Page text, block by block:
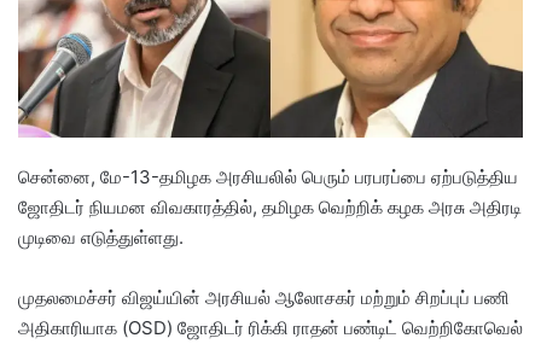
m
a
சென்னை, மே-13-தமிழக அரசியலில் பெரும் பரபரப்பை ஏற்படுத்திய
ஜோதிடர் நியமன விவகாரத்தில், தமிழக வெற்றிக் கழக அரசு அதிரடி
முடிவை எடுத்துள்ளது.
​முதலமைச்சர் விஜய்யின் அரசியல் ஆலோசகர் மற்றும் சிறப்புப் பணி
அதிகாரியாக (OSD) ஜோதிடர் ரிக்கி ராதன் பண்டிட் வெற்றிகோவெல்